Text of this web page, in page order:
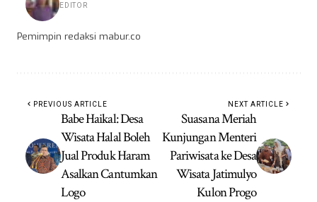
EDITOR
Pemimpin redaksi mabur.co
PREVIOUS ARTICLE
Babe Haikal: Desa
Wisata Halal Boleh
Jual Produk Haram
Asalkan Cantumkan
Logo
NEXT ARTICLE
Suasana Meriah
Kunjungan Menteri
Pariwisata ke Desa
Wisata Jatimulyo
Kulon Progo